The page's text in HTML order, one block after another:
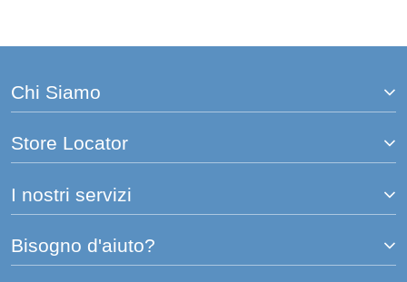
Chi Siamo
Store Locator
I nostri servizi
Bisogno d'aiuto?